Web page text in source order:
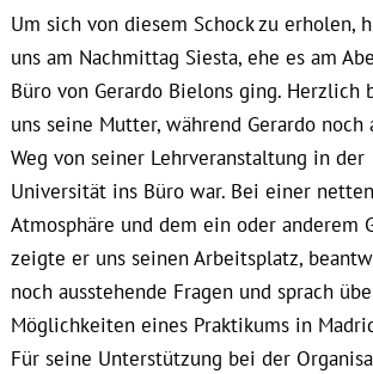
Um sich von diesem Schock zu erholen,
uns am Nachmittag Siesta, ehe es am
Büro von Gerardo Bielons ging. Herzlich
uns seine Mutter, während Gerardo noch
Weg von seiner Lehrveranstaltung in der
Universität ins Büro war. Bei einer netten
Atmosphäre und dem ein oder anderem
zeigte er uns seinen Arbeitsplatz,
noch ausstehende Fragen und sprach
Möglichkeiten eines Praktikums in
Für seine Unterstützung bei der